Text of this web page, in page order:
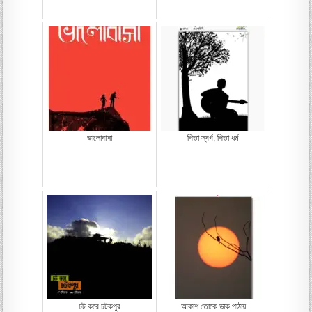
ভালোবাসা পিতা স্বর্গ, পিতা ধর্ম
চট করে চটকপুর আকাশ তোকে ডাক পাঠায়